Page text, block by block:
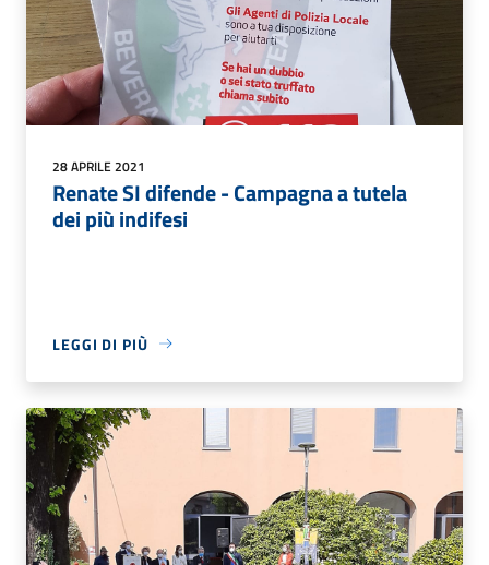
28 APRILE 2021
Renate SI difende - Campagna a tutela
dei più indifesi
LEGGI DI PIÙ